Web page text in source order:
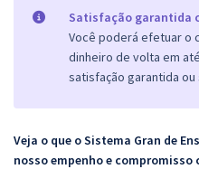
Satisfação garantida
Você poderá efetuar o
dinheiro de volta em
satisfação garantida
Veja o que o Sistema Gran de
nosso empenho e compromisso